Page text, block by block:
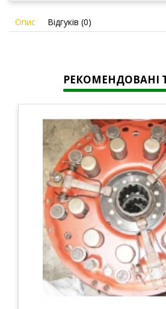
Опис Відгуків (0)
РЕКОМЕНДОВАНІ